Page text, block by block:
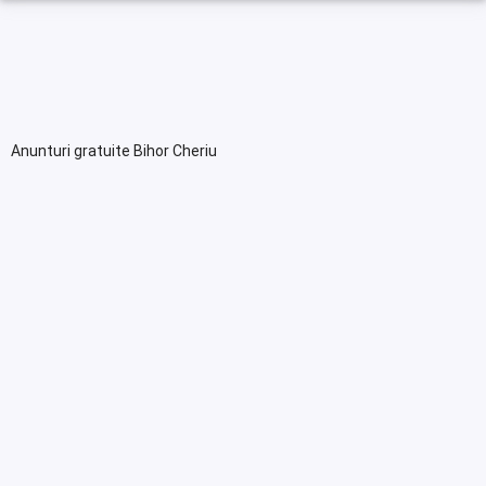
Anunturi gratuite Bihor Cheriu